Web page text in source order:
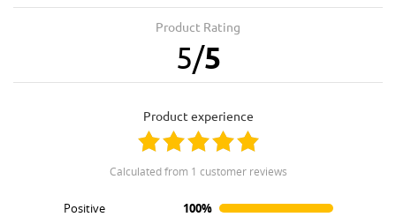
Product Rating
5/5
product experience
calculated from 1 customer reviews
Positive
100%